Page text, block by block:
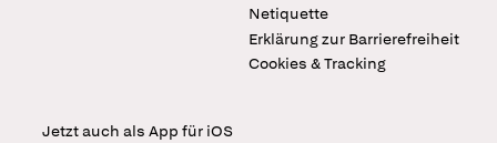
Netiquette
Erklärung zur Barrierefreiheit
Cookies & Tracking
Jetzt auch als App für iOS